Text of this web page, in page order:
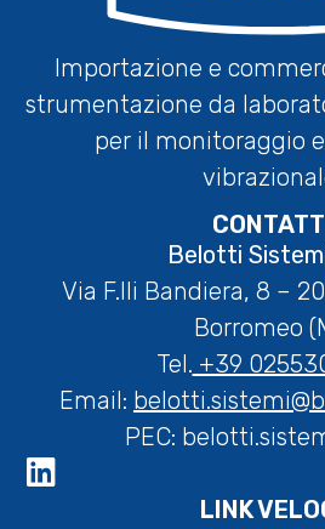
Importazione e
strumentazione da
per il monitoraggio
Belotti
Via F.lli Bandiera, 8 –
Borromeo
Tel. +39
Email:
PEC:
LINK